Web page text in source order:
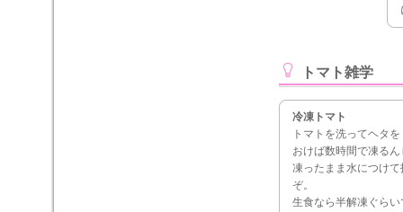
トマト雑学
冷凍トマト
トマトを洗ってヘタ
おけば数時間で凍るん
凍ったまま水につけ
ぞ。
生食なら半解凍ぐら